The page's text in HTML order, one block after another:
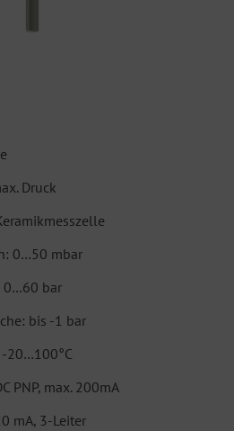
Druck
0…50 mbar
0…60 bar
bis -1 bar
20…100°C
PNP, max. 200mA
mA, 3-Leiter